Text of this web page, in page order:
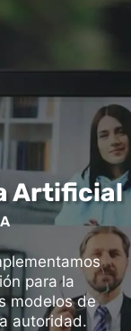
Artificial
para la
modelos de
autoridad.